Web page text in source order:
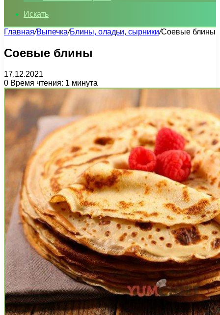
Искать
Главная/Выпечка/Блины, оладьи, сырники/Соевые блины
Соевые блины
17.12.2021
0 Время чтения: 1 минута